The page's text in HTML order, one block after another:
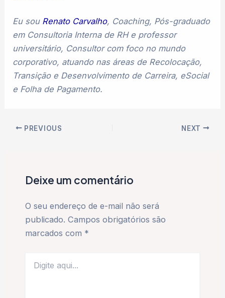
Eu sou Renato Carvalho, Coaching, Pós-graduado
em Consultoria Interna de RH e professor
universitário, Consultor com foco no mundo
corporativo, atuando nas áreas de Recolocação,
Transição e Desenvolvimento de Carreira, eSocial
e Folha de Pagamento.
PREVIOUS NEXT
Deixe um comentário
O seu endereço de e-mail não será
publicado. Campos obrigatórios são
marcados com *
aqui...